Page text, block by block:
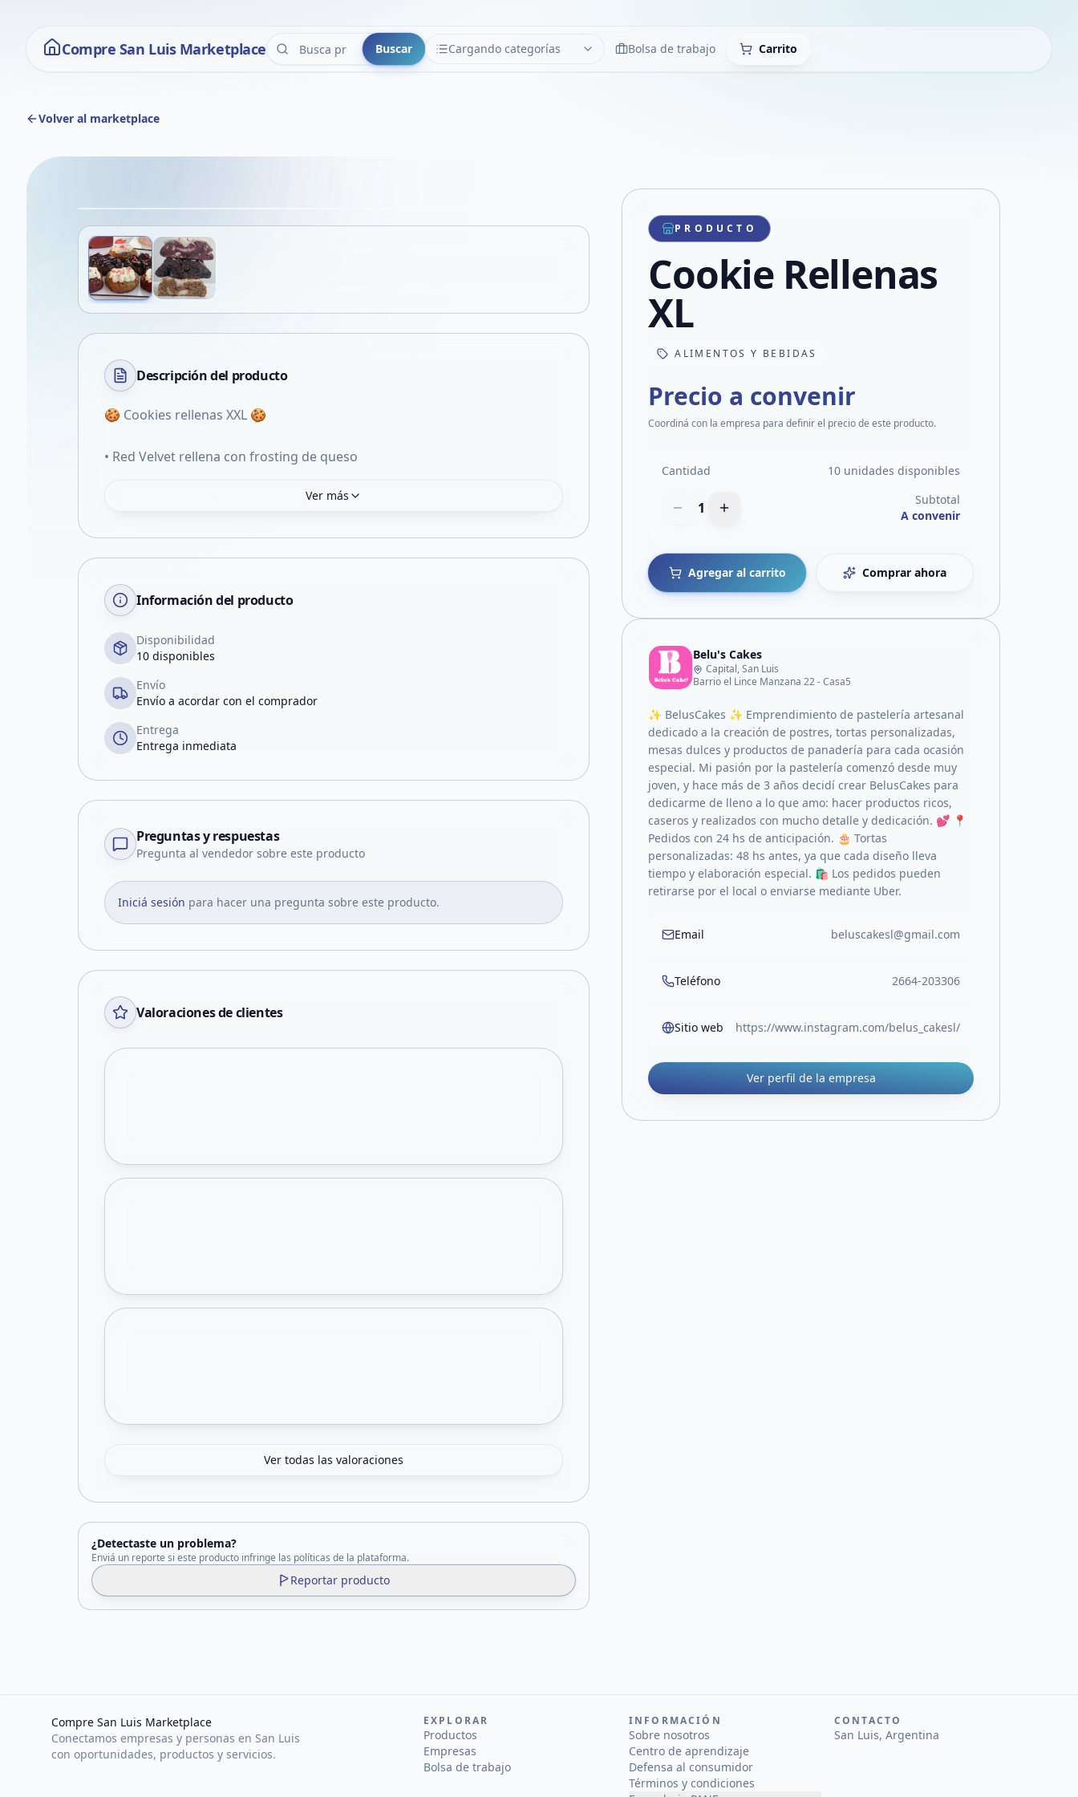
Compre San Luis Marketplace Buscar Cargando categorías
CATEGORÍAS LimpiarBolsa de trabajo Carrito
Volver al marketplace
Compartir producto
Compartir por WhatsApp
Compartir por mail
Compartir en Facebook
Descripción del producto
🍪 Cookies rellenas XXL 🍪
• Red Velvet rellena con frosting de queso
Ver más
Información del producto
Disponibilidad
10 disponibles
Envío
Envío a acordar con el comprador
Entrega
Entrega inmediata
Preguntas y respuestas
Pregunta al vendedor sobre este producto
Iniciá sesión para hacer una pregunta sobre este producto.
Valoraciones de clientes
Ver todas las valoraciones
¿Detectaste un problema?
Enviá un reporte si este producto infringe las políticas de la plataforma.
Reportar producto
PRODUCTO
Cookie Rellenas
XL
ALIMENTOS Y BEBIDAS
Precio a convenir
Coordiná con la empresa para definir el precio de este producto.
Cantidad 10 unidades disponibles
1
Subtotal
A convenir
Agregar al carrito Comprar ahora
Belu's Cakes
Capital, San Luis
Barrio el Lince Manzana 22 - Casa5
✨ BelusCakes ✨ Emprendimiento de pastelería artesanal
dedicado a la creación de postres, tortas personalizadas,
mesas dulces y productos de panadería para cada ocasión
especial. Mi pasión por la pastelería comenzó desde muy
joven, y hace más de 3 años decidí crear BelusCakes para
dedicarme de lleno a lo que amo: hacer productos ricos,
caseros y realizados con mucho detalle y dedicación. 💕 📍
Pedidos con 24 hs de anticipación. 🎂 Tortas
personalizadas: 48 hs antes, ya que cada diseño lleva
tiempo y elaboración especial. 🛍️ Los pedidos pueden
retirarse por el local o enviarse mediante Uber.
Email beluscakesl@gmail.com
Teléfono 2664-203306
Sitio web https://www.instagram.com/belus_cakesl/
Ver perfil de la empresa
Compre San Luis Marketplace
Conectamos empresas y personas en San Luis
con oportunidades, productos y servicios.
EXPLORAR
Productos
Empresas
Bolsa de trabajo
INFORMACIÓN
Sobre nosotros
Centro de aprendizaje
Defensa al consumidor
Términos y condiciones
CONTACTO
San Luis, Argentina